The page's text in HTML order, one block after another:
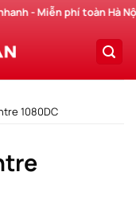
- Miễn phí toàn Hà Nội
1080DC